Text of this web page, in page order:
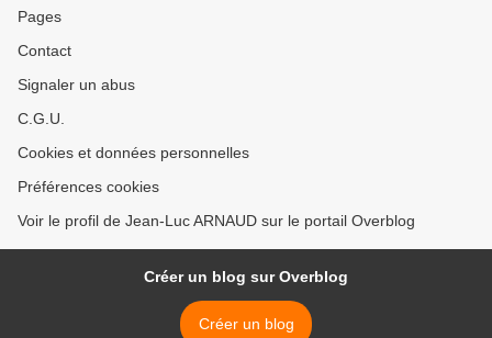
Pages
Contact
Signaler un abus
C.G.U.
Cookies et données personnelles
Préférences cookies
Voir le profil de Jean-Luc ARNAUD sur le portail Overblog
Créer un blog sur Overblog
Créer un blog